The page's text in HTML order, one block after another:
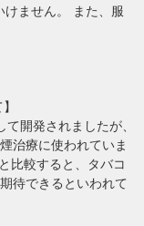
けません。 また、服
開発されましたが、
治療に使われていま
比較すると、タバコ
待できるといわれて